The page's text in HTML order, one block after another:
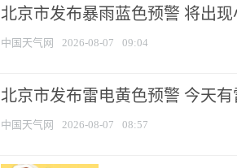
北京市发布暴雨蓝色预警 将出
中国天气网 2026-08-07 09:04
北京市发布雷电黄色预警 今天
中国天气网 2026-08-07 08:57